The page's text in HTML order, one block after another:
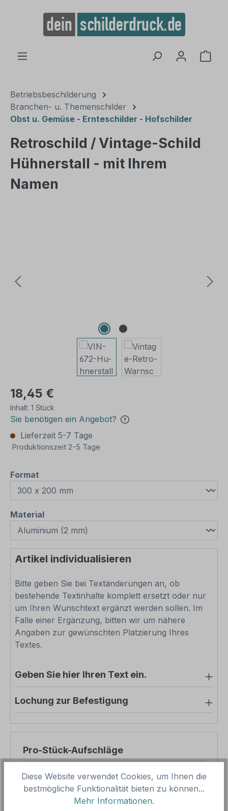
springen
Betriebsbeschilderung
Branchen- u. Themenschilder
Obst u. Gemüse - Ernteschilder - Hofschilder
Retroschild / Vintage-Schild
Hühnerstall - mit Ihrem
Namen
18,45 €
Inhalt: 1 Stück
Sie benötigen ein Angebot?
Lieferzeit 5-7 Tage
Produktionszeit 2-5 Tage
Format
Materialauswählen
Artikel individualisieren
Bitte geben Sie bei Textänderungen an, ob
bestehende Textinhalte komplett ersetzt oder nur
um Ihren Wunschtext ergänzt werden sollen. Im
Falle einer Ergänzung, bitten wir um nähere
Angaben zur gewünschten Platzierung Ihres
Textes.
Geben Sie hier Ihren Text ein.
Lochung zur Befestigung
Pro-Stück-Aufschläge
Produktpreis
18,45 €
Zwischensumme
18,45 €
Diese Website verwendet Cookies, um Ihnen die
bestmögliche Funktionalität bieten zu können...
Mehr Informationen.